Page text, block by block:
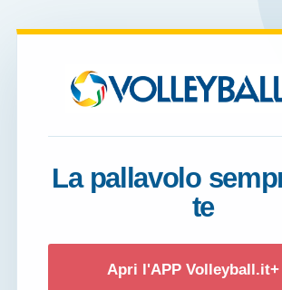
La pallavolo
te
Apri l'APP Volleyball.it+